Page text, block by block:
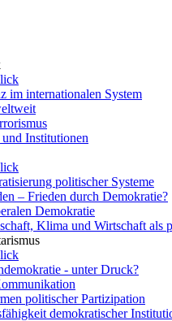
im internationalen System
Institutionen
politischer Systeme
– Frieden durch Demokratie?
Demokratie
Klima und Wirtschaft als
- unter Druck?
politischer Partizipation
demokratischer